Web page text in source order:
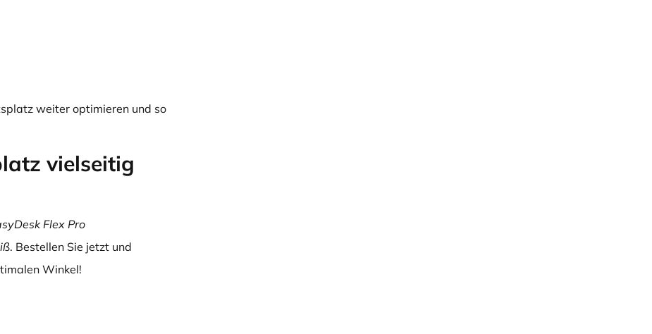
weiter optimieren und so
vielseitig
Flex Pro
. Bestellen Sie jetzt und
Winkel!